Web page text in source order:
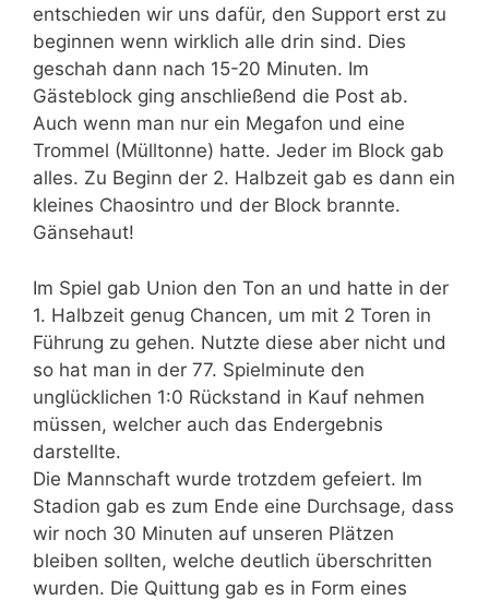
entschieden wir uns dafür, den Support erst zu
beginnen wenn wirklich alle drin sind. Dies
geschah dann nach 15-20 Minuten. Im
Gästeblock ging anschließend die Post ab.
Auch wenn man nur ein Megafon und eine
Trommel (Mülltonne) hatte. Jeder im Block gab
alles. Zu Beginn der 2. Halbzeit gab es dann ein
kleines Chaosintro und der Block brannte.
Gänsehaut!
Im Spiel gab Union den Ton an und hatte in der
1. Halbzeit genug Chancen, um mit 2 Toren in
Führung zu gehen. Nutzte diese aber nicht und
so hat man in der 77. Spielminute den
unglücklichen 1:0 Rückstand in Kauf nehmen
müssen, welcher auch das Endergebnis
darstellte.
Die Mannschaft wurde trotzdem gefeiert. Im
Stadion gab es zum Ende eine Durchsage, dass
wir noch 30 Minuten auf unseren Plätzen
bleiben sollten, welche deutlich überschritten
wurden. Die Quittung gab es in Form eines